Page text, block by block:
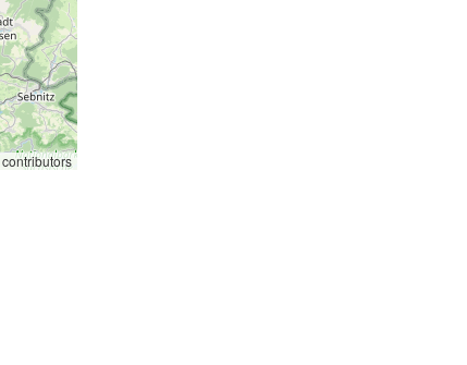
contributors